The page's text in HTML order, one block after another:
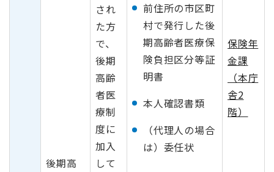
後期高
され
た方
で、
後期
高齢
者医
療制
度に
加入
して
前住所の市区町
村で発行した後
期高齢者医療保
険負担区分等証
明書
本人確認書類
（代理人の場合
は）委任状
保険年
金課
（本庁
舎2
階）